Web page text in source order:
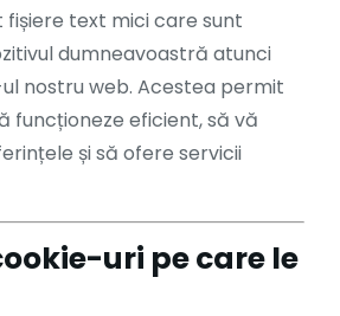
fișiere text mici care sunt
dumneavoastră atunci
nostru web. Acestea permit
funcționeze eficient, să vă
și să ofere servicii
uri pe care le